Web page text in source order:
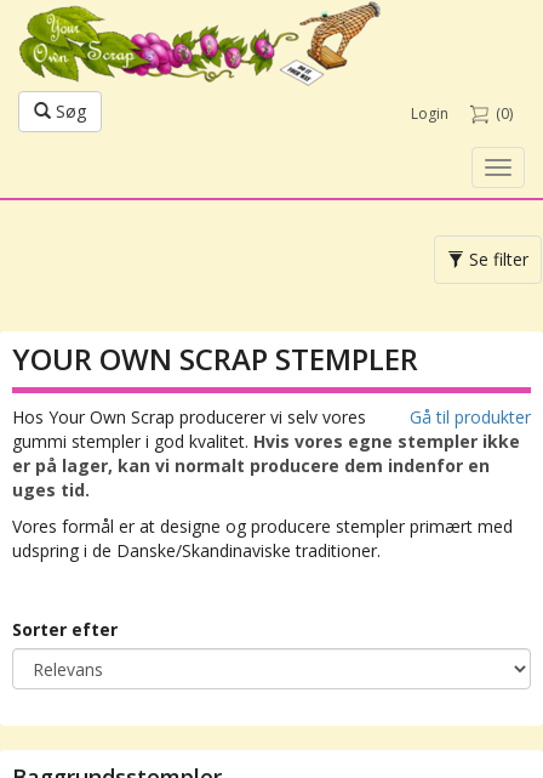
Søg Login (0)
Toggle
navigation
Se filter
YOUR OWN SCRAP STEMPLER
Gå til produkter
Hos Your Own Scrap producerer vi selv vores
gummi stempler i god kvalitet. Hvis vores egne stempler ikke
er på lager, kan vi normalt producere dem indenfor en
uges tid.
Vores formål er at designe og producere stempler primært med
udspring i de Danske/Skandinaviske traditioner.
Sorter efter